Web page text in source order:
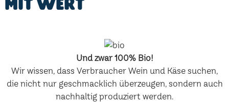
mit Wert
Und zwar 100% Bio!
Wir wissen, dass Verbraucher Wein und Käse suchen,
die nicht nur geschmacklich überzeugen, sondern auch
nachhaltig produziert werden.